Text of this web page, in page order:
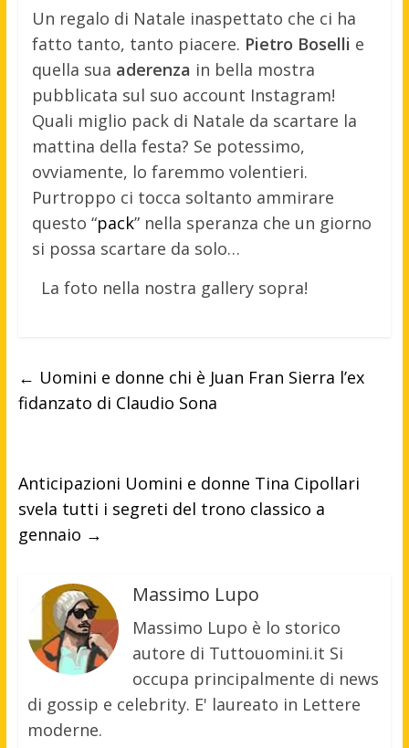
Un regalo di Natale inaspettato che ci ha
fatto tanto, tanto piacere. Pietro Boselli e
quella sua aderenza in bella mostra
pubblicata sul suo account Instagram!
Quali miglio pack di Natale da scartare la
mattina della festa? Se potessimo,
ovviamente, lo faremmo volentieri.
Purtroppo ci tocca soltanto ammirare
questo “pack” nella speranza che un giorno
si possa scartare da solo…
La foto nella nostra gallery sopra!
← Uomini e donne chi è Juan Fran Sierra l’ex
fidanzato di Claudio Sona
Anticipazioni Uomini e donne Tina Cipollari
svela tutti i segreti del trono classico a
gennaio →
Massimo Lupo
Massimo Lupo è lo storico
autore di Tuttouomini.it Si
occupa principalmente di news
di gossip e celebrity. E' laureato in Lettere
moderne.